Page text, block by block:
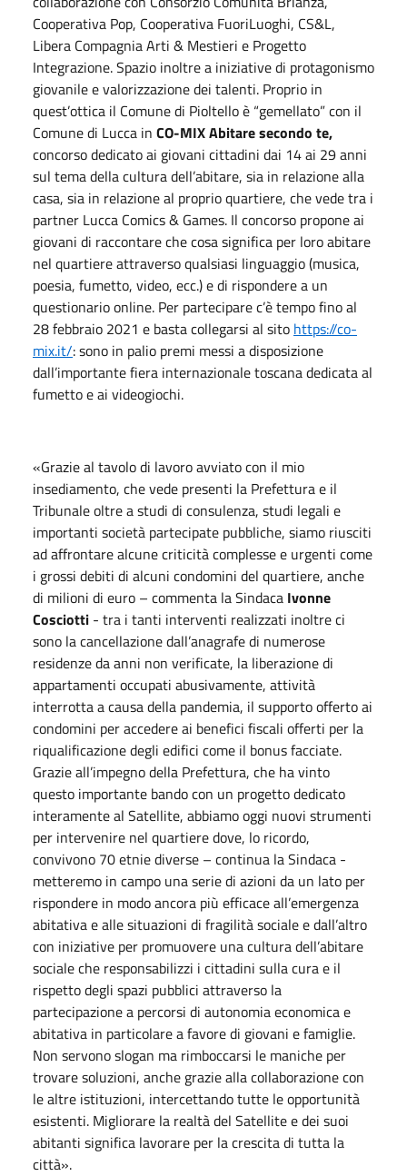
Cooperativa Pop, Cooperativa FuoriLuoghi, CS&L,
Libera Compagnia Arti & Mestieri e Progetto
Integrazione. Spazio inoltre a iniziative di protagonismo
giovanile e valorizzazione dei talenti. Proprio in
quest’ottica il Comune di Pioltello è “gemellato” con il
Comune di Lucca in CO-MIX Abitare secondo te,
concorso dedicato ai giovani cittadini dai 14 ai 29 anni
sul tema della cultura dell’abitare, sia in relazione alla
casa, sia in relazione al proprio quartiere, che vede tra i
partner Lucca Comics & Games. Il concorso propone ai
giovani di raccontare che cosa significa per loro abitare
nel quartiere attraverso qualsiasi linguaggio (musica,
poesia, fumetto, video, ecc.) e di rispondere a un
questionario online. Per partecipare c’è tempo fino al
28 febbraio 2021 e basta collegarsi al sito https://co-
mix.it/: sono in palio premi messi a disposizione
dall’importante fiera internazionale toscana dedicata al
fumetto e ai videogiochi.
«Grazie al tavolo di lavoro avviato con il mio
insediamento, che vede presenti la Prefettura e il
Tribunale oltre a studi di consulenza, studi legali e
importanti società partecipate pubbliche, siamo riusciti
ad affrontare alcune criticità complesse e urgenti come
i grossi debiti di alcuni condomini del quartiere, anche
di milioni di euro – commenta la Sindaca Ivonne
Cosciotti - tra i tanti interventi realizzati inoltre ci
sono la cancellazione dall’anagrafe di numerose
residenze da anni non verificate, la liberazione di
appartamenti occupati abusivamente, attività
interrotta a causa della pandemia, il supporto offerto ai
condomini per accedere ai benefici fiscali offerti per la
riqualificazione degli edifici come il bonus facciate.
Grazie all’impegno della Prefettura, che ha vinto
questo importante bando con un progetto dedicato
interamente al Satellite, abbiamo oggi nuovi strumenti
per intervenire nel quartiere dove, lo ricordo,
convivono 70 etnie diverse – continua la Sindaca -
metteremo in campo una serie di azioni da un lato per
rispondere in modo ancora più efficace all’emergenza
abitativa e alle situazioni di fragilità sociale e dall’altro
con iniziative per promuovere una cultura dell’abitare
sociale che responsabilizzi i cittadini sulla cura e il
rispetto degli spazi pubblici attraverso la
partecipazione a percorsi di autonomia economica e
abitativa in particolare a favore di giovani e famiglie.
Non servono slogan ma rimboccarsi le maniche per
trovare soluzioni, anche grazie alla collaborazione con
le altre istituzioni, intercettando tutte le opportunità
esistenti. Migliorare la realtà del Satellite e dei suoi
abitanti significa lavorare per la crescita di tutta la
città».